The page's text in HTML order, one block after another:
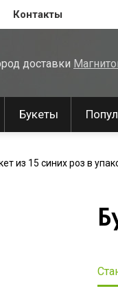
Контакты
доставки
Букеты
из 15 синих роз в